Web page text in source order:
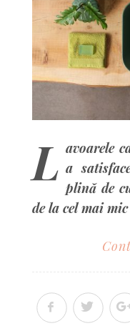
L avoarele
a
plină de
de la cel mai